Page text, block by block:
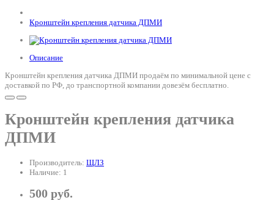
Кронштейн крепления датчика ДПМИ
Описание
Кронштейн крепления датчика ДПМИ продаём по минимальной цене с
доставкой по РФ, до транспортной компании довезём бесплатно.
Кронштейн крепления датчика
ДПМИ
Производитель: ЩЛЗ
Наличие: 1
500 руб.